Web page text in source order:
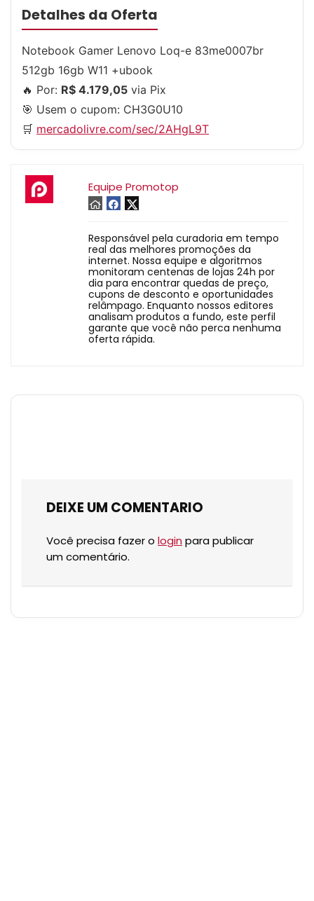
Detalhes da Oferta
Notebook Gamer Lenovo Loq-e 83me0007br
512gb 16gb W11 +ubook
🔥 Por: R$ 4.179,05 via Pix
🎯 Usem o cupom: CH3G0U10
🛒 mercadolivre.com/sec/2AHgL9T
Equipe Promotop
Responsável pela curadoria em tempo
real das melhores promoções da
internet. Nossa equipe e algoritmos
monitoram centenas de lojas 24h por
dia para encontrar quedas de preço,
cupons de desconto e oportunidades
relâmpago. Enquanto nossos editores
analisam produtos a fundo, este perfil
garante que você não perca nenhuma
oferta rápida.
DEIXE UM COMENTARIO
Você precisa fazer o login para publicar
um comentário.